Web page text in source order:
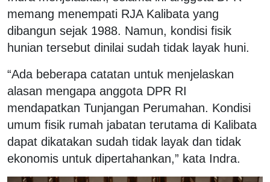
memang menempati RJA Kalibata yang
dibangun sejak 1988. Namun, kondisi fisik
hunian tersebut dinilai sudah tidak layak huni.
“Ada beberapa catatan untuk menjelaskan
alasan mengapa anggota DPR RI
mendapatkan Tunjangan Perumahan. Kondisi
umum fisik rumah jabatan terutama di Kalibata
dapat dikatakan sudah tidak layak dan tidak
ekonomis untuk dipertahankan,” kata Indra.